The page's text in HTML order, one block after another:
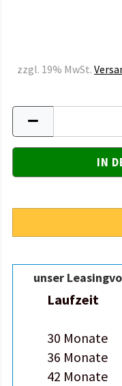
zzgl. 19% MwSt.
unser
Laufzeit
30 Monate
36 Monate
42 Monate